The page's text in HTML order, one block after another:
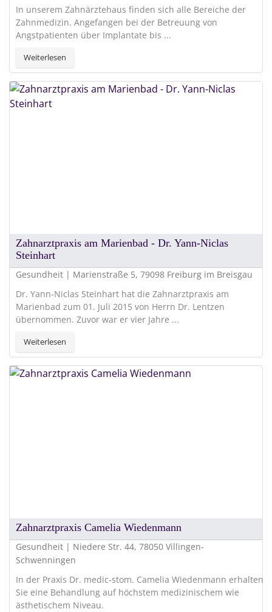
In unserem Zahnärztehaus finden sich alle Bereiche der
Zahnmedizin. Angefangen bei der Betreuung von
Angstpatienten über Implantate bis ...
Weiterlesen
Zahnarztpraxis am Marienbad - Dr. Yann-Niclas
Steinhart
Gesundheit | Marienstraße 5, 79098 Freiburg im Breisgau
Dr. Yann-Niclas Steinhart hat die Zahnarztpraxis am
Marienbad zum 01. Juli 2015 von Herrn Dr. Lentzen
übernommen. Zuvor war er vier Jahre ...
Weiterlesen
Zahnarztpraxis Camelia Wiedenmann
Gesundheit | Niedere Str. 44, 78050 Villingen-
Schwenningen
In der Praxis Dr. medic-stom. Camelia Wiedenmann erhalten
Sie eine Behandlung auf höchstem medizinischem wie
ästhetischem Niveau.